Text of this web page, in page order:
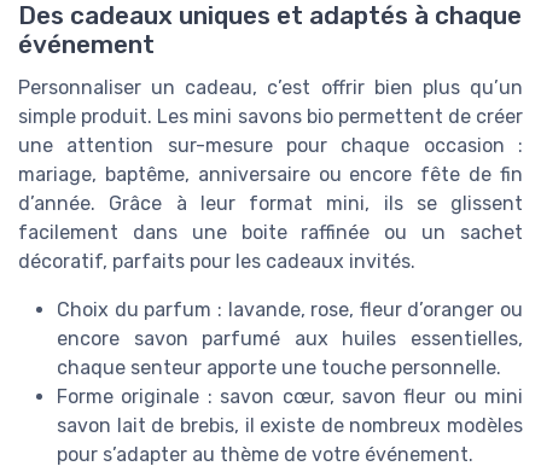
Des cadeaux uniques et adaptés à chaque
événement
Personnaliser un cadeau, c’est offrir bien plus qu’un
simple produit. Les mini savons bio permettent de créer
une attention sur-mesure pour chaque occasion :
mariage, baptême, anniversaire ou encore fête de fin
d’année. Grâce à leur format mini, ils se glissent
facilement dans une boite raffinée ou un sachet
décoratif, parfaits pour les cadeaux invités.
Choix du parfum : lavande, rose, fleur d’oranger ou
encore savon parfumé aux huiles essentielles,
chaque senteur apporte une touche personnelle.
Forme originale : savon cœur, savon fleur ou mini
savon lait de brebis, il existe de nombreux modèles
pour s’adapter au thème de votre événement.